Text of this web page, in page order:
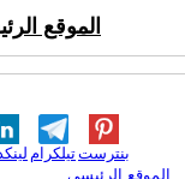
الموقع
تيلكرامبنترست
الموقع الرئيسي